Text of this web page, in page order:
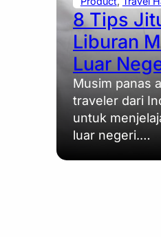
8 Tips
Liburan
Luar
Musim panas
traveler dari
untuk
luar negeri.…